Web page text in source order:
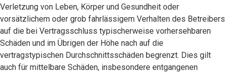
Verletzung von Leben, Körper und Gesundheit oder
vorsätzlichem oder grob fahrlässigem Verhalten des Betreibers
auf die bei Vertragsschluss typischerweise vorhersehbaren
Schäden und im Übrigen der Höhe nach auf die
vertragstypischen Durchschnittsschäden begrenzt. Dies gilt
auch für mittelbare Schäden, insbesondere entgangenen